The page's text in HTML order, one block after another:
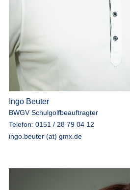
Ingo Beuter
BWGV Schulgolfbeauftragter
Telefon: 0151 / 28 79 04 12
ingo.beuter (at) gmx.de